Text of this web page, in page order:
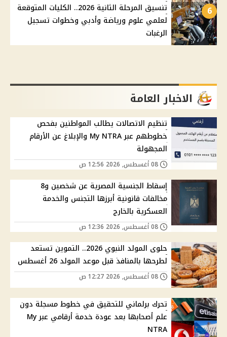
6
تنسيق المرحلة الثانية 2026.. الكليات المتوقعة
لعلمي علوم ورياضة وأدبي وخطوات تسجيل
الرغبات
الاخبار العامة
تنظيم الاتصالات يطالب المواطنين بفحص
خطوطهم عبر My NTRA والإبلاغ عن الأرقام
المجهولة
إسقاط الجنسية المصرية عن شخصين و8
مخالفات قانونية أبرزها التجنس والخدمة
العسكرية بالخارج
حلوى المولد النبوي 2026.. التموين تستعد
لطرحها بالمنافذ قبل موعد المولد 26 أغسطس
تحرك برلماني للتحقيق في خطوط مسجلة دون
علم أصحابها بعد عودة خدمة أرقامي عبر My
NTRA